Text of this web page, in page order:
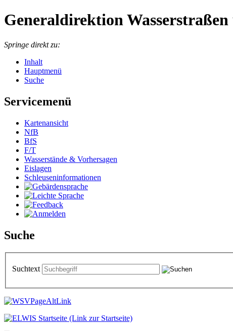
Generaldirektion
Springe direkt zu:
Inhalt
Hauptmenü
Suche
Servicemenü
Kartenansicht
NfB
BfS
F/T
Wasserstände & Vorhersagen
Eislagen
Schleuseninformationen
Suche
Suchtext